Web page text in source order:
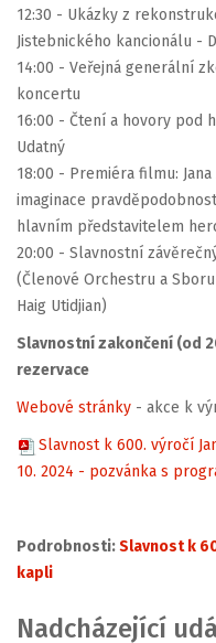
12:30 - Ukázky z
Jistebnického kancionálu -
14:00 - Veřejná generální
koncertu
16:00 - Čtení a hovory pod
Udatný
18:00 - Premiéra filmu:
imaginace
hlavním představitelem
20:00 - Slavnostní
(Členové Orchestru a
Haig Utidjian)
Slavnostní zakončení (od
rezervace
Webové stránky - akce k
Slavnost k 600. výročí
10. 2024 - pozvánka s
Podrobnosti:Slavnost k
kapli
Nadcházející